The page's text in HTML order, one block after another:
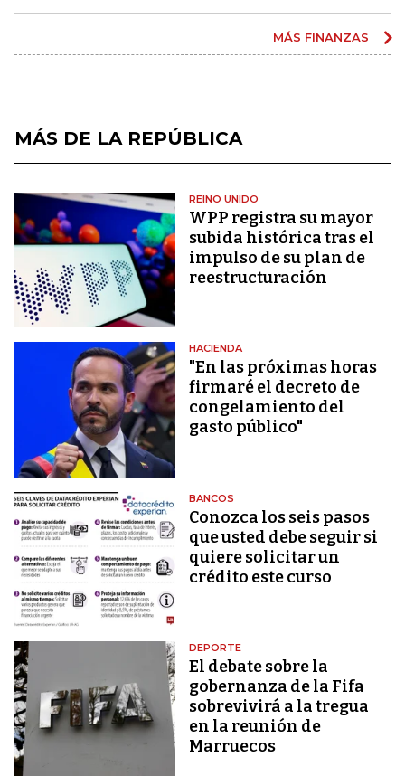
MÁS FINANZAS
MÁS DE LA REPÚBLICA
REINO UNIDO
WPP registra su mayor
subida histórica tras el
impulso de su plan de
reestructuración
HACIENDA
"En las próximas horas
firmaré el decreto de
congelamiento del
gasto público"
BANCOS
Conozca los seis pasos
que usted debe seguir si
quiere solicitar un
crédito este curso
DEPORTE
El debate sobre la
gobernanza de la Fifa
sobrevivirá a la tregua
en la reunión de
Marruecos